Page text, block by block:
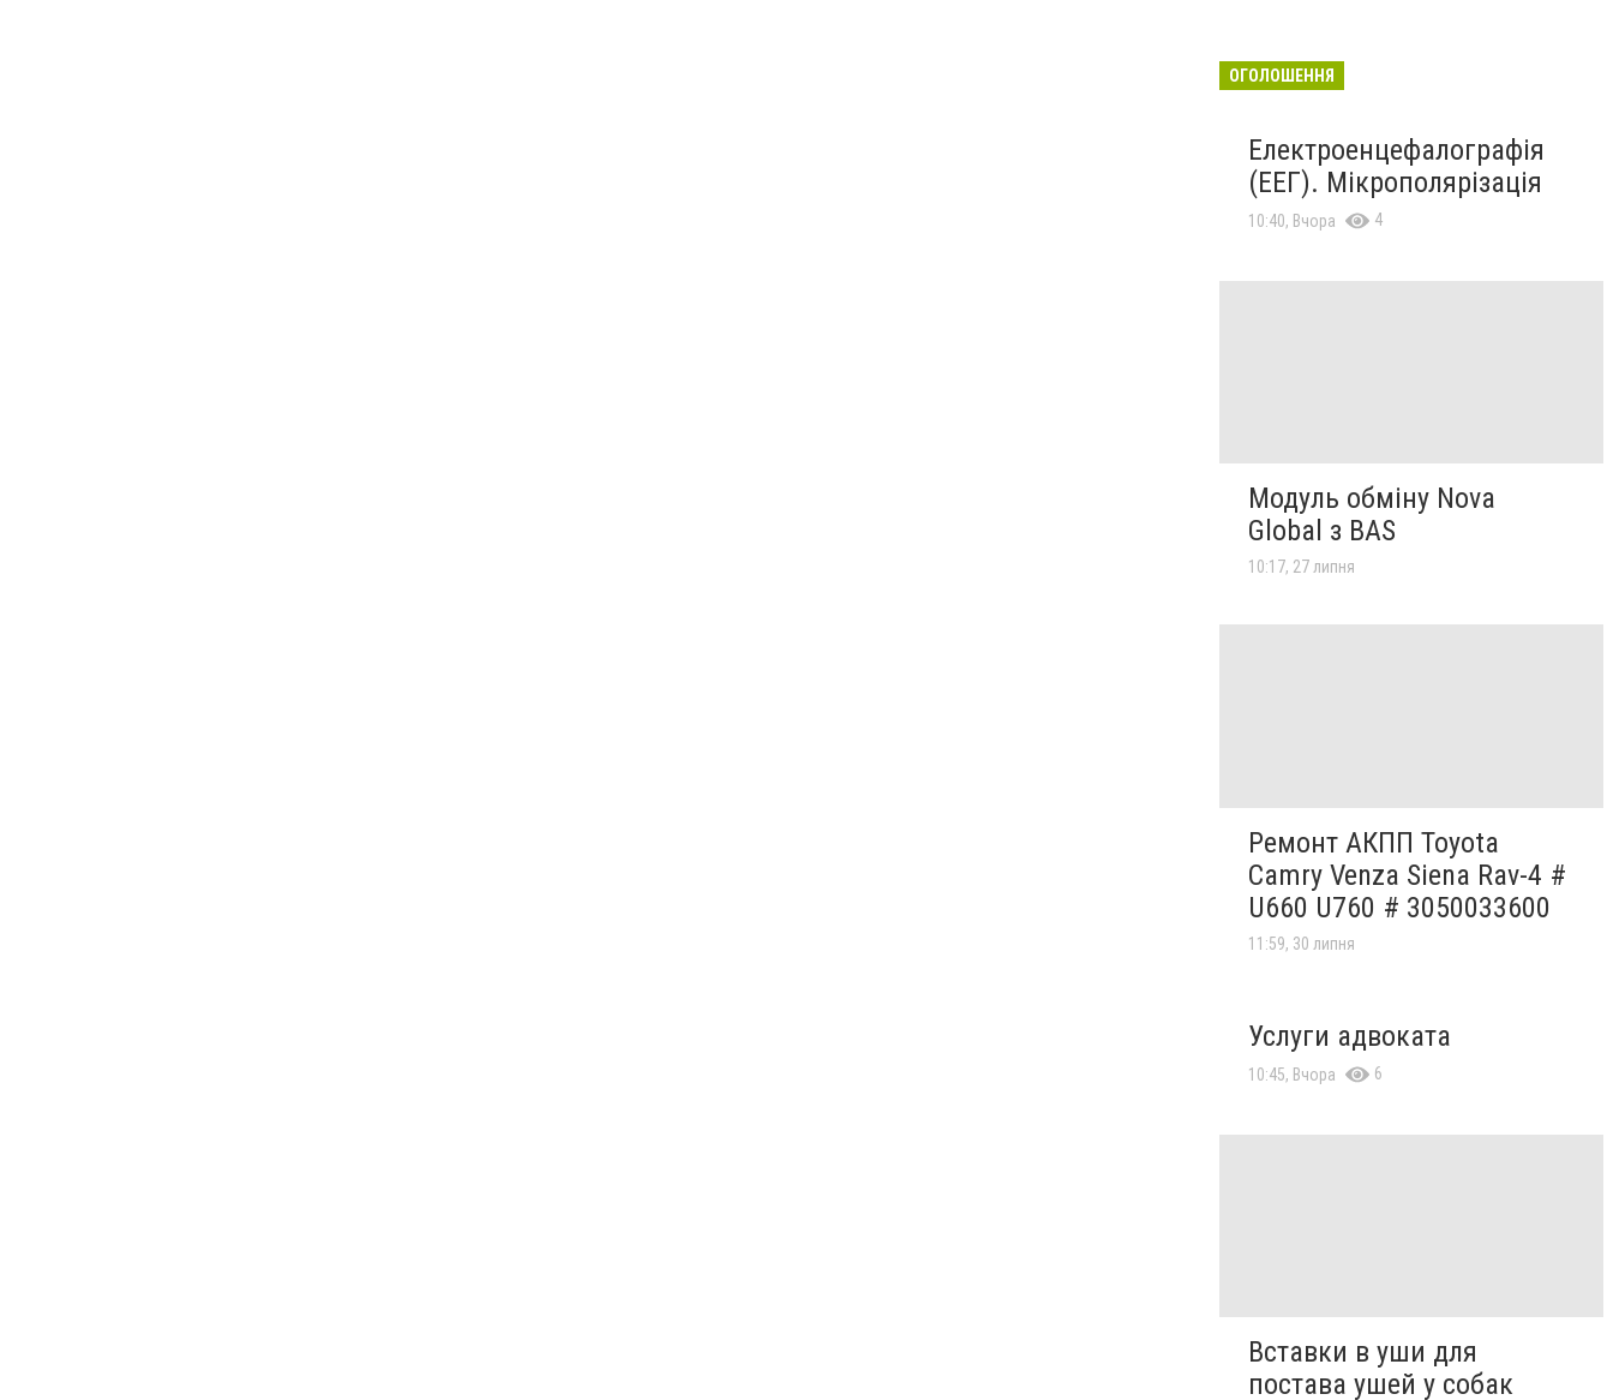
ОГОЛОШЕННЯ
Електроенцефалографія
(ЕЕГ). Мікрополярізація
10:40, Вчора 4
Модуль обміну Nova
Global з BAS
10:17, 27 липня
Ремонт АКПП Toyota
Camry Venza Siena Rav-4 #
U660 U760 # 3050033600
11:59, 30 липня
Услуги адвоката
10:45, Вчора 6
Вставки в уши для
постава ушей у собак